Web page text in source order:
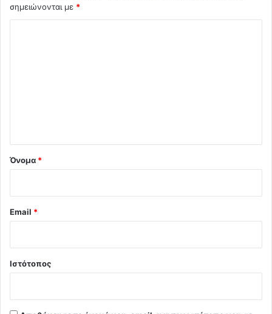
σημειώνονται με *
Όνομα *
Email *
Ιστότοπος